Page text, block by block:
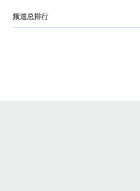
频道总排行